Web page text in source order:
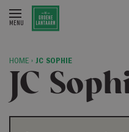
HOME › JC SOPHIE
JC